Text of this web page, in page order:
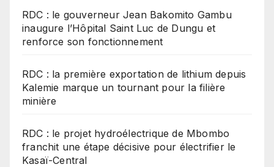
RDC : le gouverneur Jean Bakomito Gambu
inaugure l’Hôpital Saint Luc de Dungu et
renforce son fonctionnement
RDC : la première exportation de lithium depuis
Kalemie marque un tournant pour la filière
minière
RDC : le projet hydroélectrique de Mbombo
franchit une étape décisive pour électrifier le
Kasaï-Central